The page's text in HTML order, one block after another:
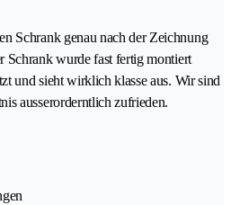
Schrank genau nach der Zeichnung
Schrank wurde fast fertig montiert
und sieht wirklich klasse aus. Wir sind
ausserorderntlich zufrieden.